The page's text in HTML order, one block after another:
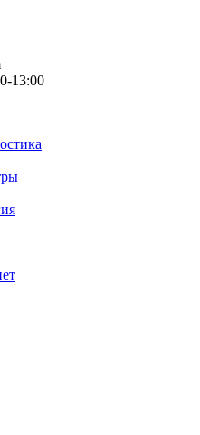
13:00